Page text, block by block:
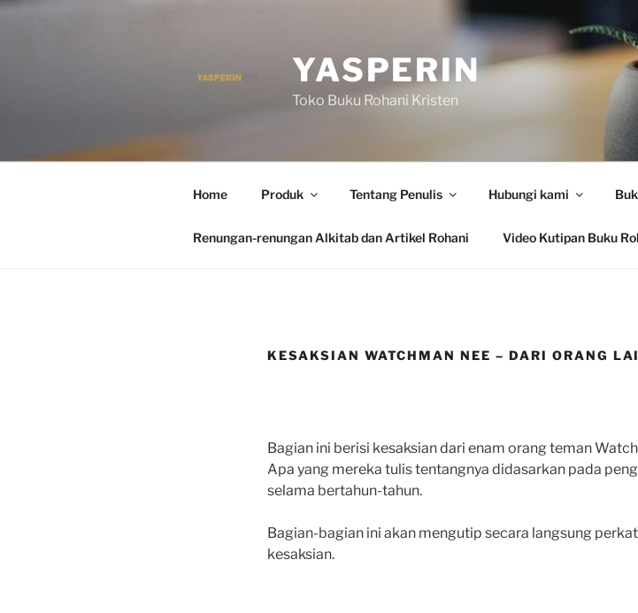
Skip
YASPERIN
Toko Buku Rohani Kristen
Home Produk Tentang Penulis Hubungi kami
Renungan-renungan Alkitab dan Artikel Rohani Video Kutipan Buku
KESAKSIAN WATCHMAN NEE – DARI ORANG
Bagian ini berisi kesaksian dari enam orang teman
Apa yang mereka tulis tentangnya didasarkan pada
selama bertahun-tahun.
Bagian-bagian ini akan mengutip secara langsung
kesaksian.